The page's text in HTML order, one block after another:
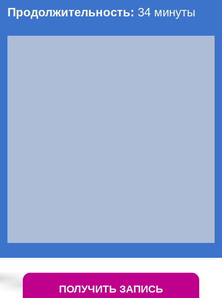
Продолжительность: 34 минуты
ПОЛУЧИТЬ ЗАПИСЬ